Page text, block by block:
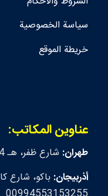
سياسة الخصوصية
خريطة الموقع
عناوين المكاتب:
طهران: شارع ظفر، هـ 00982126412584
أذربيجان: